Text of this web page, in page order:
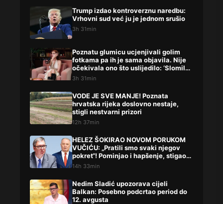
Trump izdao kontroverznu naredbu:
Vrhovni sud već ju je jednom srušio
3h 31min
Poznatu glumicu ucjenjivali golim
fotkama pa ih je sama objavila. Nije
očekivala ono što uslijedilo: ‘Slomilo
me‘
3h 31min
VODE JE SVE MANJE! Poznata
hrvatska rijeka doslovno nestaje,
stigli nestvarni prizori
12h 37min
HELEZ ŠOKIRAO NOVOM PORUKOM
VUČIĆU: „Pratili smo svaki njegov
pokret“! Pominjao i hapšenje, stigao
žestok odgovor Brnabićeve
14h 33min
Nedim Sladić upozorava cijeli
Balkan: Posebno podcrtao period do
12. avgusta